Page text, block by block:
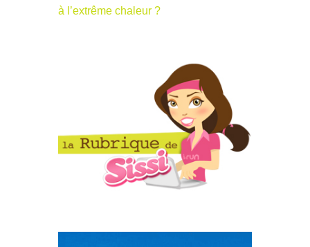
à l’extrême chaleur ?